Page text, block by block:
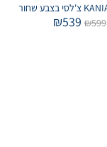
₪599
₪539